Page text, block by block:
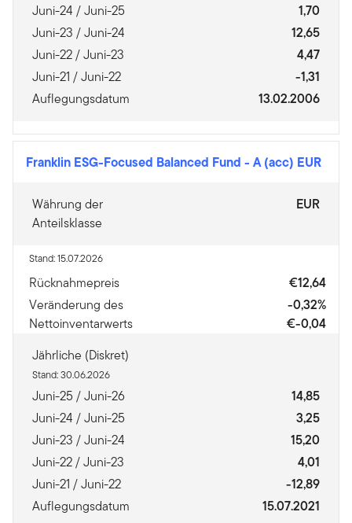
Juni-24 / Juni-25
1,70
Juni-23 / Juni-24
12,65
Juni-22 / Juni-23
4,47
Juni-21 / Juni-22
-1,31
Auflegungsdatum
13.02.2006
Franklin ESG-Focused Balanced Fund - A (acc) EUR
Währung der
Anteilsklasse
EUR
Stand: 15.07.2026
Rücknahmepreis
€12,64
Veränderung des
Nettoinventarwerts
-0,32%
€-0,04
Jährliche (Diskret)
Stand: 30.06.2026
Juni-25 / Juni-26
14,85
Juni-24 / Juni-25
3,25
Juni-23 / Juni-24
15,20
Juni-22 / Juni-23
4,01
Juni-21 / Juni-22
-12,89
Auflegungsdatum
15.07.2021